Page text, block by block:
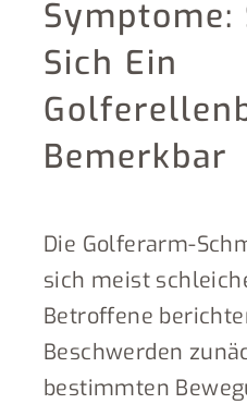
Symptome:
Sich Ein
Bemerkbar
Die Golferarm-
sich meist
Betroffene
Beschwerden
bestimmten